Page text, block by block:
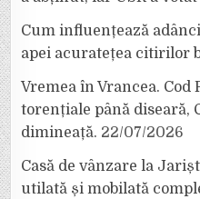
Cum influențează
apei acuratețea citirilor
Vremea în Vrancea. Cod
torențiale până diseară,
dimineață. 22/07/2026
Casă de vânzare la
utilată și mobilată